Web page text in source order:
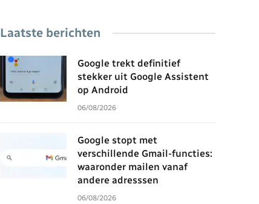
Laatste berichten
Google trekt definitief
stekker uit Google Assistent
op Android
06/08/2026
Google stopt met
verschillende Gmail-functies:
waaronder mailen vanaf
andere adresssen
06/08/2026